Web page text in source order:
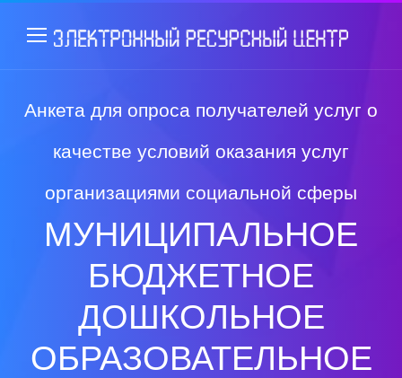
Анкета для опроса получателей услуг о
качестве условий оказания услуг
организациями социальной сферы
МУНИЦИПАЛЬНОЕ
БЮДЖЕТНОЕ
ДОШКОЛЬНОЕ
ОБРАЗОВАТЕЛЬНОЕ